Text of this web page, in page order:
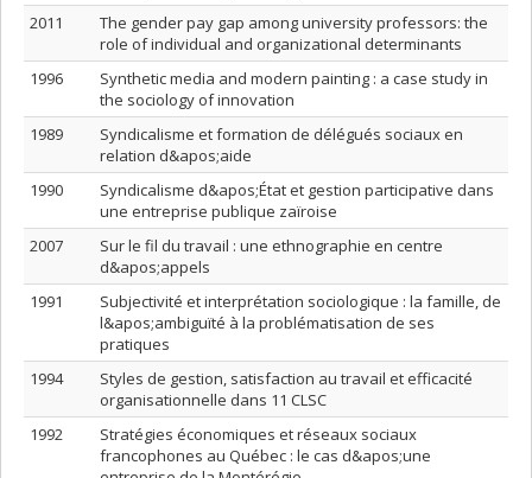
2011
The gender pay gap among university professors: the
role of individual and organizational determinants
1996
Synthetic media and modern painting : a case study in
the sociology of innovation
1989
Syndicalisme et formation de délégués sociaux en
relation d&apos;aide
1990
Syndicalisme d&apos;État et gestion participative dans
une entreprise publique zaïroise
2007
Sur le fil du travail : une ethnographie en centre
d&apos;appels
1991
Subjectivité et interprétation sociologique : la famille, de
l&apos;ambiguïté à la problématisation de ses
pratiques
1994
Styles de gestion, satisfaction au travail et efficacité
organisationnelle dans 11 CLSC
1992
Stratégies économiques et réseaux sociaux
francophones au Québec : le cas d&apos;une